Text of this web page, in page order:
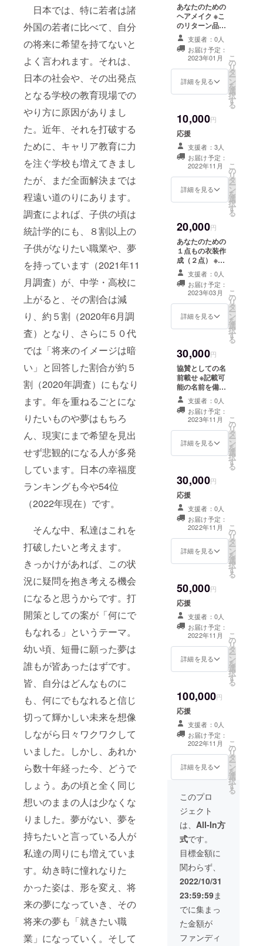
日本では、特に若者は諸
外国の若者に比べて、自分
の将来に希望を持てないと
よく言われます。それは、
日本の社会や、その出発点
となる学校の教育現場での
やり方に原因がありまし
た。近年、それを打破する
ために、キャリア教育に力
を注ぐ学校も増えてきまし
たが、まだ全面解決までは
程遠い道のりにあります。
調査によれば、子供の頃は
統計学的にも、８割以上の
子供がなりたい職業や、夢
を持っています（2021年11
月調査）が、中学・高校に
上がると、その割合は減
り、約５割（2020年6月調
査）となり、さらに５０代
では「将来のイメージは暗
い」と回答した割合が約５
割（2020年調査）にもなり
ます。年を重ねるごとにな
りたいものや夢はもちろ
ん、現実にまで希望を見出
せず悲観的になる人が多発
しています。日本の幸福度
ランキングも今や54位
（2022年現在）です。
そんな中、私達はこれを
打破したいと考えます。
きっかけがあれば、この状
況に疑問を抱き考える機会
になると思うからです。打
開策としての案が「何にで
もなれる」というテーマ。
幼い頃、短冊に願った夢は
誰もが皆あったはずです。
皆、自分はどんなものに
も、何にでもなれると信じ
切って輝かしい未来を想像
しながら日々ワクワクして
いました。しかし、あれか
ら数十年経った今、どうで
しょう。あの頃と全く同じ
想いのままの人は少なくな
りました。夢がない、夢を
持ちたいと言っている人が
私達の周りにも増えていま
す。幼き時に憧れなりた
かった姿は、形を変え、将
来の夢になっていき、その
将来の夢も「就きたい職
業」になっていく。そして
あなたのための
ヘアメイク ※こ
のリターン品は
首都圏（東京・
神奈川・千葉・
埼玉）のみ対応
できます。 ※リ
ターン購入者個
別に日程を調節
原の会場にて行
わせていただき
ます。
支援者：0人
お届け予定：
2023年01月
詳細を見る
こ
の
リ
タ
ー
ン
を
選
択
す
る
10,000円
応援
支援者：3人
お届け予定：
2022年11月
詳細を見る
こ
の
リ
タ
ー
ン
を
選
択
す
る
20,000円
あなたのための
１点もの衣装作
成（２点） ※あ
なたのための衣
装を2着（２種類
を1着ずつ）作ら
せていただきま
す。 ※１on１
（オンラインで
作りいたしま
す。
支援者：0人
お届け予定：
2023年03月
詳細を見る
こ
の
リ
タ
ー
ン
を
選
択
す
る
30,000円
協賛としての名
前載せ ※記載可
能の名前を備考
欄にお書きくだ
さい。支援者：0人
お届け予定：
2023年11月
詳細を見る
こ
の
リ
タ
ー
ン
を
選
択
す
る
30,000円
応援
支援者：0人
お届け予定：
2022年11月
詳細を見る
こ
の
リ
タ
ー
ン
を
選
択
す
る
50,000円
応援
支援者：0人
お届け予定：
2022年11月
詳細を見る
こ
の
リ
タ
ー
ン
を
選
択
す
る
100,000円
応援
支援者：0人
お届け予定：
2022年11月
詳細を見る
こ
の
リ
タ
ー
ン
を
選
択
す
る
このプロ
ジェクト
は、 All-In方
式です。
目標金額に
関わらず、
2022/10/31
23:59:59ま
でに集まっ
た金額が
ファンディ